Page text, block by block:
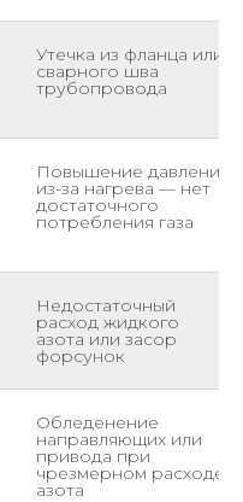
Утечка из фланца или
сварного шва
трубопровода
Повышение давления
из-за нагрева — нет
достаточного
потребления газа
Недостаточный
расход жидкого
азота или засор
форсунок
Обледенение
направляющих или
привода при
чрезмерном расходе
азота